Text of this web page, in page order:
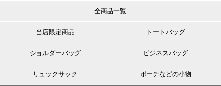
全商品一覧
当店限定商品 トートバッグ
ショルダーバッグ ビジネスバッグ
リュックサック ポーチなどの小物